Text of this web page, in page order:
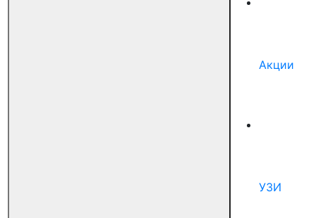
Акции
УЗИ